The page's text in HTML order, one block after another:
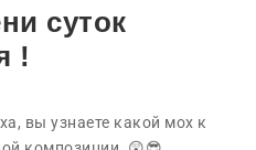
суток
!
вы узнаете какой мох к